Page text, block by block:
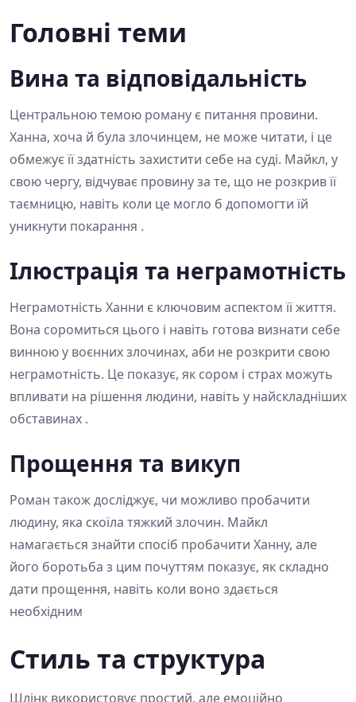
Головні теми
Вина та відповідальність
Центральною темою роману є питання провини.
Ханна, хоча й була злочинцем, не може читати, і це
обмежує її здатність захистити себе на суді. Майкл, у
свою чергу, відчуває провину за те, що не розкрив її
таємницю, навіть коли це могло б допомогти їй
уникнути покарання .
Ілюстрація та неграмотність
Неграмотність Ханни є ключовим аспектом її життя.
Вона соромиться цього і навіть готова визнати себе
винною у воєнних злочинах, аби не розкрити свою
неграмотність. Це показує, як сором і страх можуть
впливати на рішення людини, навіть у найскладніших
обставинах .
Прощення та викуп
Роман також досліджує, чи можливо пробачити
людину, яка скоїла тяжкий злочин. Майкл
намагається знайти спосіб пробачити Ханну, але
його боротьба з цим почуттям показує, як складно
дати прощення, навіть коли воно здається
необхідним
Стиль та структура
Шлінк використовує простий, але емоційно